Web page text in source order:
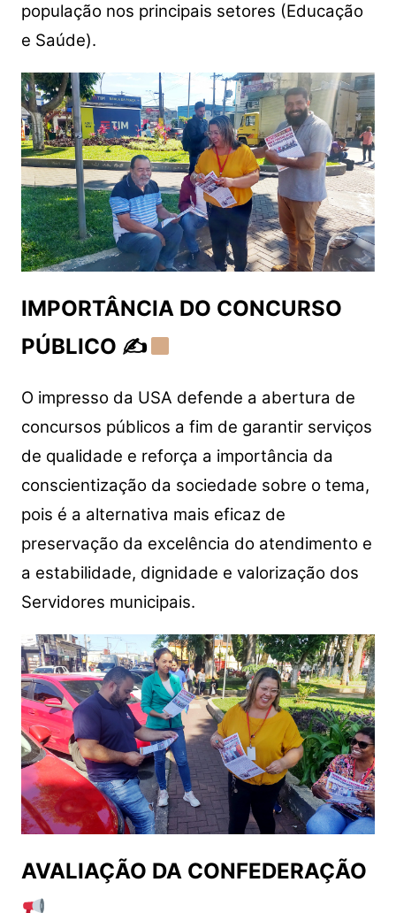
população nos principais setores (Educação
e Saúde).
IMPORTÂNCIA DO CONCURSO
PÚBLICO ✍
O impresso da USA defende a abertura de
concursos públicos a fim de garantir serviços
de qualidade e reforça a importância da
conscientização da sociedade sobre o tema,
pois é a alternativa mais eficaz de
preservação da excelência do atendimento e
a estabilidade, dignidade e valorização dos
Servidores municipais.
AVALIAÇÃO DA CONFEDERAÇÃO